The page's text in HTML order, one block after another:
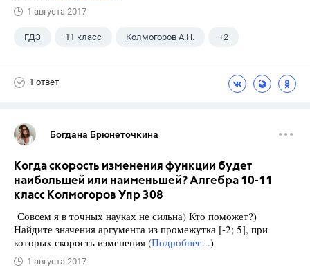
1 августа 2017
ГДЗ 11 класс Колмогоров А.Н. +2
1 ответ
Богдана Брюнеточкина
Когда скорость изменения функции будет
наибольшей или наименьшей? Алгебра 10-11
класс Колмогоров Упр 308
Совсем я в точных науках не сильна) Кто поможет?)
Найдите значения аргумента из промежутка [-2; 5], при
которых скорость изменения (Подробнее...)
1 августа 2017